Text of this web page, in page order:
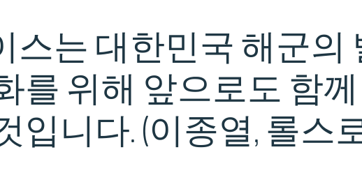
스는 대한민국 해군의
를 위해 앞으로도 함께
입니다. (이종열, 롤스